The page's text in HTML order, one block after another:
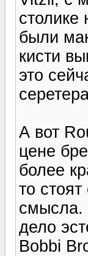
были
кисти
это
А вот
цене
более
то
смысла.
дело
Bobbi